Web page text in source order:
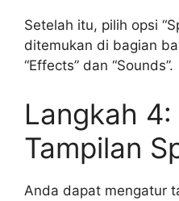
Setelah itu, pilih opsi
ditemukan di bagian
“Effects” dan “Sounds”.
Langkah
Tampilan
Anda dapat mengatur